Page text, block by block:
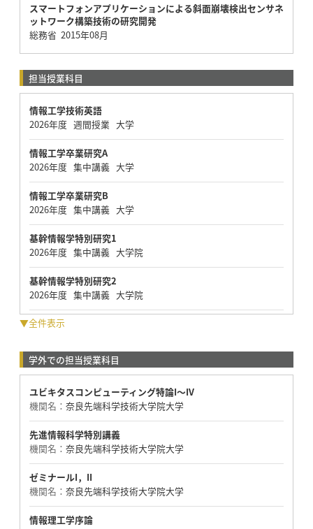
スマートフォンアプリケーションによる斜面崩壊検出センサネ
ットワーク構築技術の研究開発
総務省 2015年08月
担当授業科目
情報工学技術英語
2026年度 週間授業 大学
情報工学卒業研究A
2026年度 集中講義 大学
情報工学卒業研究B
2026年度 集中講義 大学
基幹情報学特別研究1
2026年度 集中講義 大学院
基幹情報学特別研究2
2026年度 集中講義 大学院
▼全件表示
学外での担当授業科目
ユビキタスコンピューティング特論I〜IV
機関名： 奈良先端科学技術大学院大学
先進情報科学特別講義
機関名： 奈良先端科学技術大学院大学
ゼミナールI，II
機関名： 奈良先端科学技術大学院大学
情報理工学序論